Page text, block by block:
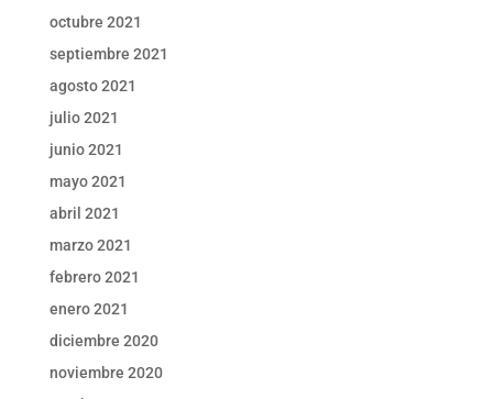
octubre 2021
septiembre 2021
agosto 2021
julio 2021
junio 2021
mayo 2021
abril 2021
marzo 2021
febrero 2021
enero 2021
diciembre 2020
noviembre 2020